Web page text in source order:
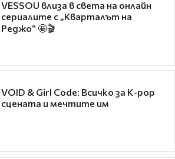
VESSOU влиза в света на онлайн
сериалите с „Кварталът на
Реджо“ 🤩🎬
VOID & Girl Code: Всичко за K-pop
сцената и мечтите им